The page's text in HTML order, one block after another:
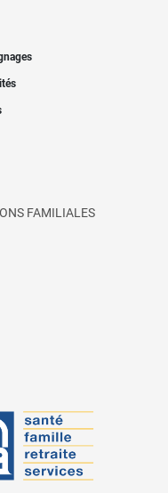
FAMILIALES